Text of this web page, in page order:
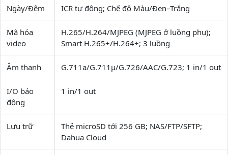
Ngày/Đêm ICR tự động; Chế độ Màu/Đen–Trắng
Mã hóa
video
H.265/H.264/MJPEG (MJPEG ở luồng phụ);
Smart H.265+/H.264+; 3 luồng
Âm thanh G.711a/G.711μ/G.726/AAC/G.723; 1 in/1 out
I/O báo
động
1 in/1 out
Lưu trữ
Thẻ microSD tới 256 GB; NAS/FTP/SFTP;
Dahua Cloud